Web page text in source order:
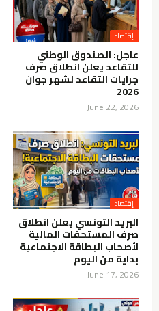
إقتصاد
عاجل: الصندوق الوطني
للتقاعد يعلن انطلاق صرف
جرايات التقاعد لشهر جوان
2026
June 22, 2026
إقتصاد
البريد التونسي يعلن انطلاق
صرف المستحقات المالية
لأصحاب البطاقة الاجتماعية
بداية من اليوم
June 17, 2026